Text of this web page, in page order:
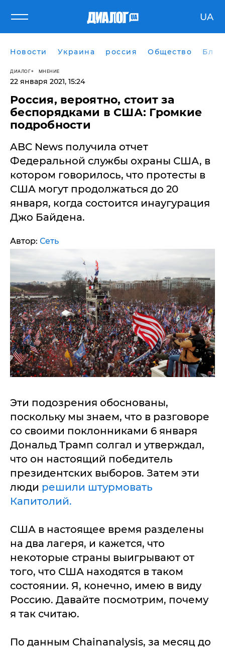
UA
Новости Украина россия Общество
ДИАЛОГ МНЕНИЕ
22 января 2021, 15:24
Россия, вероятно, стоит за
беспорядками в США: Громкие
подробности
ABC News получила отчет
Федеральной службы охраны США, в
котором говорилось, что протесты в
США могут продолжаться до 20
января, когда состоится инаугурация
Джо Байдена.
Автор: Сеть
Эти подозрения обоснованы,
поскольку мы знаем, что в разговоре
со своими поклонниками 6 января
Дональд Трамп солгал и утверждал,
что он настоящий победитель
президентских выборов. Затем эти
люди решили штурмовать
Капитолий.
США в настоящее время разделены
на два лагеря, и кажется, что
некоторые страны выигрывают от
того, что США находятся в таком
состоянии. Я, конечно, имею в виду
Россию. Давайте посмотрим, почему
я так считаю.
По данным Chainanalysis, за месяц до